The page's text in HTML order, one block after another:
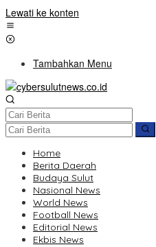
Lewati ke konten
Tambahkan Menu
Home
Berita Daerah
Budaya Sulut
Nasional News
World News
Football News
Editorial News
Ekbis News